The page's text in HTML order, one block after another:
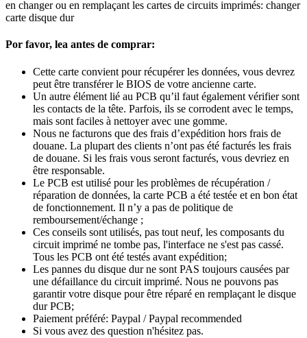
en changer ou en remplaçant les cartes de circuits imprimés: changer
carte disque dur
Por favor, lea antes de comprar:
Cette carte convient pour récupérer les données, vous devrez
peut être transférer le BIOS de votre ancienne carte.
Un autre élément lié au PCB qu’il faut également vérifier sont
les contacts de la tête. Parfois, ils se corrodent avec le temps,
mais sont faciles à nettoyer avec une gomme.
Nous ne facturons que des frais d’expédition hors frais de
douane. La plupart des clients n’ont pas été facturés les frais
de douane. Si les frais vous seront facturés, vous devriez en
être responsable.
Le PCB est utilisé pour les problèmes de récupération /
réparation de données, la carte PCB a été testée et en bon état
de fonctionnement. Il n’y a pas de politique de
remboursement/échange ;
Ces conseils sont utilisés, pas tout neuf, les composants du
circuit imprimé ne tombe pas, l'interface ne s'est pas cassé.
Tous les PCB ont été testés avant expédition;
Les pannes du disque dur ne sont PAS toujours causées par
une défaillance du circuit imprimé. Nous ne pouvons pas
garantir votre disque pour être réparé en remplaçant le disque
dur PCB;
Paiement préféré: Paypal / Paypal recommended
Si vous avez des question n'hésitez pas.